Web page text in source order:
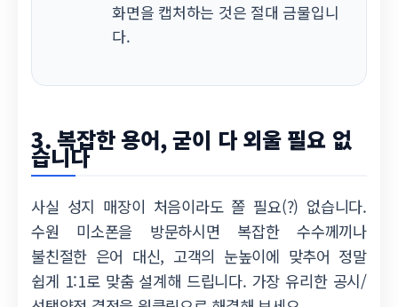
화면을 캡처하는 것은 절대 금물입니
다.
3. 복잡한 용어, 굳이 다 외울 필요 없
습니다
사실 성지 매장이 처음이라도 쫄 필요(?) 없습니다.
수원 미소폰을 방문하시면 복잡한 수수께끼나
불친절한 은어 대신, 고객의 눈높이에 맞추어 정말
쉽게 1:1로 맞춤 설계해 드립니다. 가장 유리한 공시/